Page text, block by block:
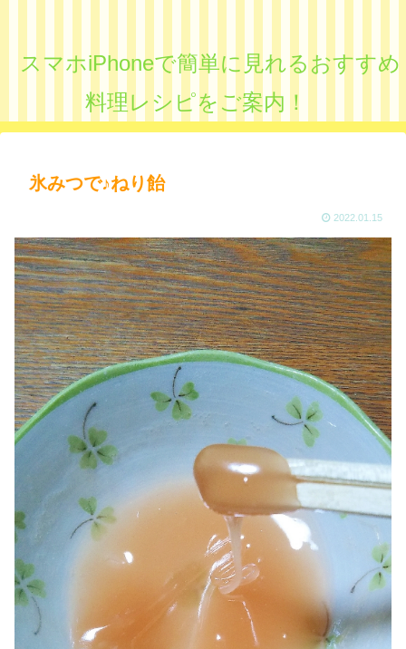
スマホiPhoneで簡単に見れるおすすめ
料理レシピをご案内！
氷みつで♪ねり飴
2022.01.15